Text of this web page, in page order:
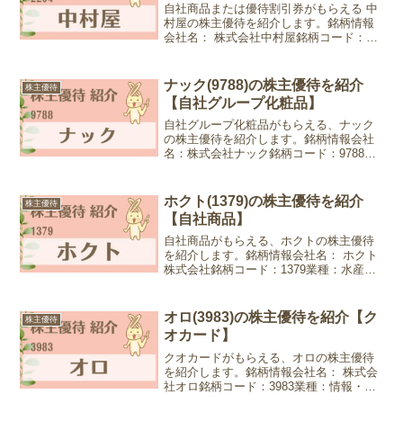
自社商品または優待割引券がもらえる 中
村屋の株主優待を紹介します。銘柄情報
会社名： 株式会社中村屋銘柄コード：
日優待内容：①自社商品、②優待券1冊
+...
株主優待
ナック(9788)の株主優待を紹介
【自社グループ化粧品】
自社グループ化粧品がもらえる、ナック
の株主優待を紹介します。銘柄情報会社
名：株式会社ナック銘柄コード：9788業
待内容：自社グループ化粧品【2025年3
月...
株主優待
ホクト(1379)の株主優待を紹介
【自社商品】
自社商品がもらえる、ホクトの株主優待
を紹介します。銘柄情報会社名： ホクト
株式会社銘柄コード：1379業種：水産・
容：自社商品セット100株以上1点選択...
株主優待
オロ(3983)の株主優待を紹介【ク
オカード】
クオカードがもらえる、オロの株主優待
を紹介します。銘柄情報会社名： 株式会
社オロ銘柄コード：3983業種：情報・通